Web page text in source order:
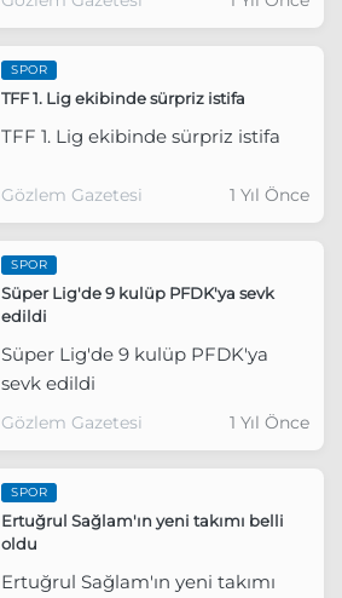
Süper Lig'e yükselmeyi
garantiledi.
SPOR
TFF 1. Lig ekibinde sürpriz istifa
TFF 1. Lig ekibinde sürpriz istifa
Gözlem Gazetesi 1 Yıl Önce
SPOR
Süper Lig'de 9 kulüp PFDK'ya sevk
edildi
Süper Lig'de 9 kulüp PFDK'ya
sevk edildi
Gözlem Gazetesi 1 Yıl Önce
SPOR
Ertuğrul Sağlam'ın yeni takımı belli
oldu
Ertuğrul Sağlam'ın yeni takımı